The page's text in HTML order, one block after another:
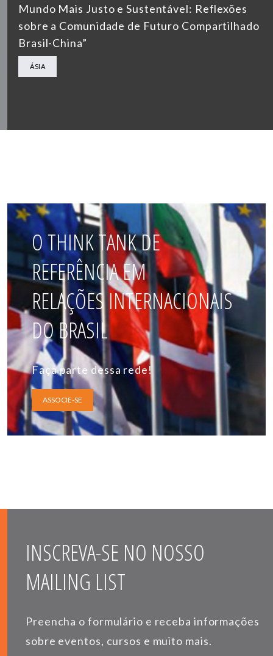
Mundo Mais Justo e Sustentável: Reflexões
sobre a Comunidade de Futuro Compartilhado
Brasil-China”
ÁSIA
O THINK TANK DE
REFERÊNCIA EM
RELAÇÕES INTERNACIONAIS
DO BRASIL
Faça parte dessa rede!
ASSOCIE-SE
INSCREVA-SE NO NOSSO
MAILING LIST
Preencha o formulário e receba informações
sobre eventos, cursos e muito mais.